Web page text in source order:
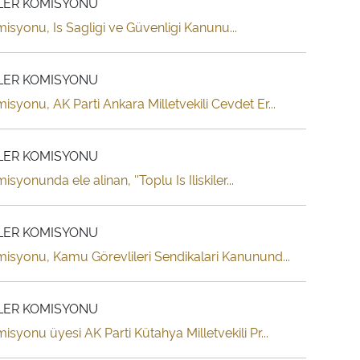
Is Sagligi ve Güvenligi Kanunu...
KOMISYONU
AK Parti Ankara Milletvekili Cevdet Er...
KOMISYONU
ele alinan, ''Toplu Is Iliskiler...
KOMISYONU
Kamu Görevlileri Sendikalari Kanunund...
KOMISYONU
üyesi AK Parti Kütahya Milletvekili Pr...